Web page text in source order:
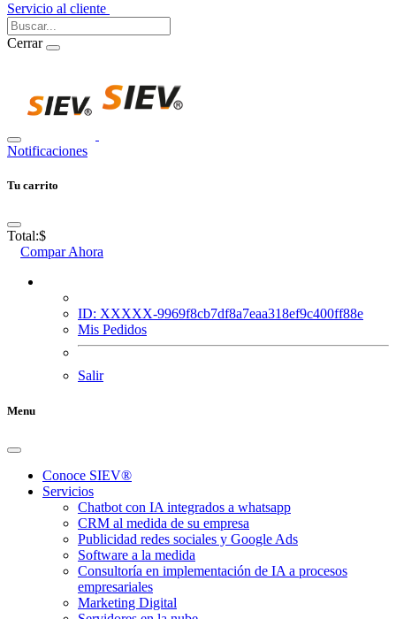
Servicio al cliente
Cerrar
Notificaciones
Tu carrito
Total:$
Compar Ahora
ID: XXXXX-9969f8cb7df8a7eaa318ef9c400ff88e
Mis Pedidos
Salir
Menu
Conoce SIEV®
Servicios
Chatbot con IA integrados a whatsapp
CRM al medida de su empresa
Publicidad redes sociales y Google Ads
Software a la medida
Consultoría en implementación de IA a procesos
empresariales
Marketing Digital